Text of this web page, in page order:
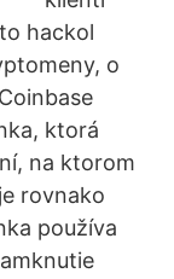
hackol
o
ktorá
na ktorom
rovnako
používa